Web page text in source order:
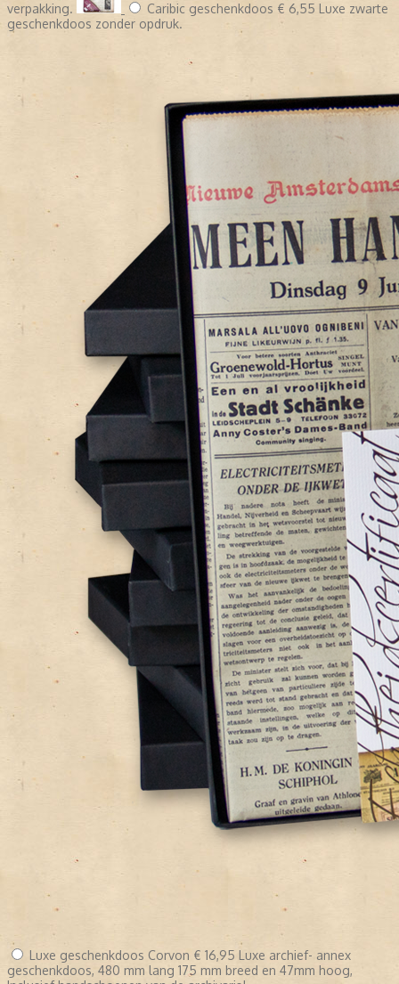
verpakking. Caribic geschenkdoos € 6,55 Luxe zwarte
geschenkdoos zonder opdruk.
Luxe geschenkdoos Corvon € 16,95 Luxe archief- annex
geschenkdoos, 480 mm lang 175 mm breed en 47mm hoog,